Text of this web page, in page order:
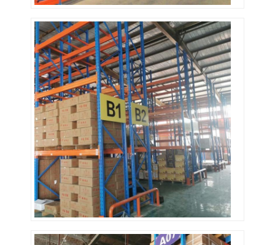
スーパーマーケットのディスプレイラック
カンチレバーラッキング
プッシュバックラッキング
ドライブインラッキング
無線のシャトルのラッキング
非常に狭い通路のラック
メザニンラック
鉄骨構造のプラットホーム